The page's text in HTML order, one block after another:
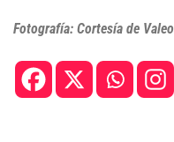
Fotografía: Cortesía de Valeo